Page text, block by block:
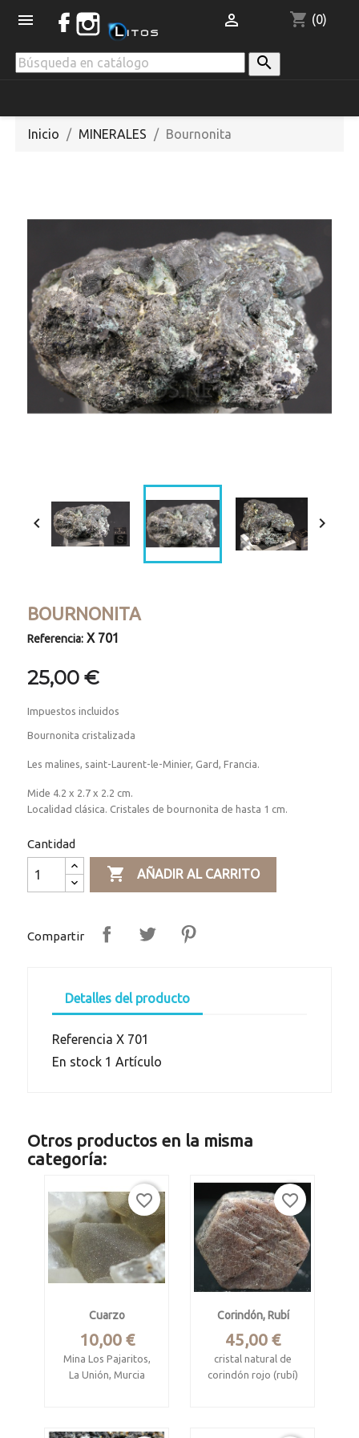
 shopping_cart (0)


Inicio MINERALES Bournonita
 
BOURNONITA
Referencia: X 701
25,00 €
Impuestos incluidos
Bournonita cristalizada
Les malines, saint-Laurent-le-Minier, Gard, Francia.
Mide 4.2 x 2.7 x 2.2 cm.
Localidad clásica. Cristales de bournonita de hasta 1 cm.
Cantidad
 AÑADIR AL CARRITO
Compartir
Detalles del producto
Referencia X 701
En stock 1 Artículo
Otros productos en la misma
categoría:
Cuarzo
Precio
10,00 €
Mina Los Pajaritos,
La Unión, Murcia
favorite_border
Corindón, Rubí
Precio
45,00 €
cristal natural de
corindón rojo (rubí)
favorite_border